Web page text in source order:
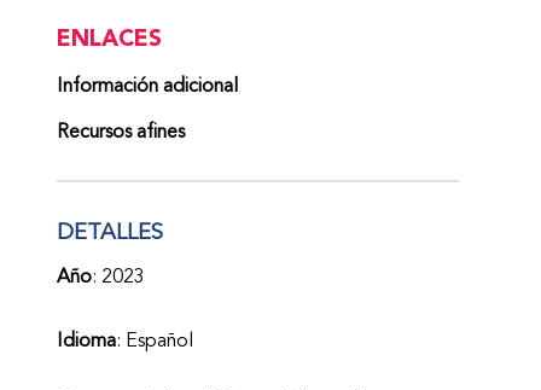
ENLACES
Información adicional
Recursos afines
DETALLES
Año: 2023
Idioma: Español